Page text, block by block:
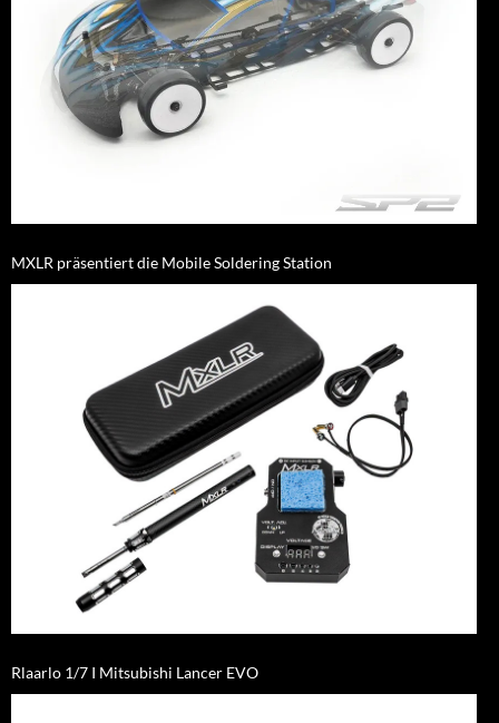
MXLR präsentiert die Mobile Soldering Station
Rlaarlo 1/7 I Mitsubishi Lancer EVO